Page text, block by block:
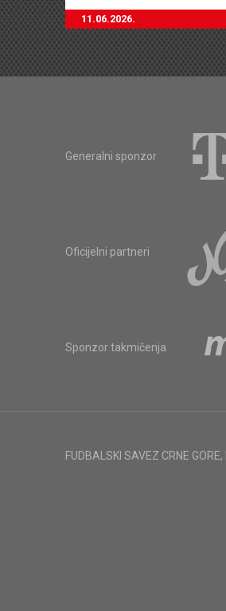
11.06.2026.
Generalni sponzor
Oficijelni partneri
Sponzor takmičenja
FUDBALSKI SAVEZ CRNE GORE,